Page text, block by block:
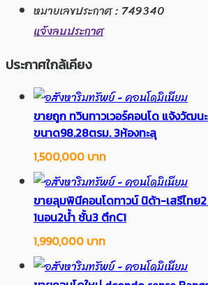
หมายเลขประกาศ : 749340
แจ้งลบประกาศ
ประกาศใกล้เคียง
ขายถูก ทวินทาวเวอร์คอนโด แจ้งวัฒน
ขนาด98.28ตรม. 3ห้องทะลุ
1,500,000 บาท
ขายลุมพินีคอนโดทาวน์ นิด้า-เสรีไทย
1นอน2น้ำ ชั้น3 ตึกC1
1,990,000 บาท